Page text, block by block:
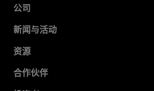
公司
关于 AMD
企业责任
就业机会
联系我们
新闻与活动
新闻中心
媒体库
资源
开发中心
合作伙伴